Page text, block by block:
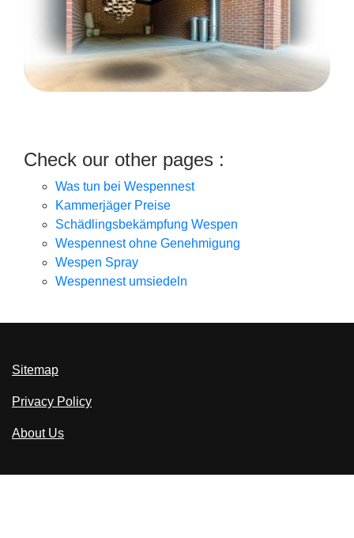
Check our other pages :
Was tun bei Wespennest
Kammerjäger Preise
Schädlingsbekämpfung Wespen
Wespennest ohne Genehmigung
Wespen Spray
Wespennest umsiedeln
Sitemap
Privacy Policy
About Us